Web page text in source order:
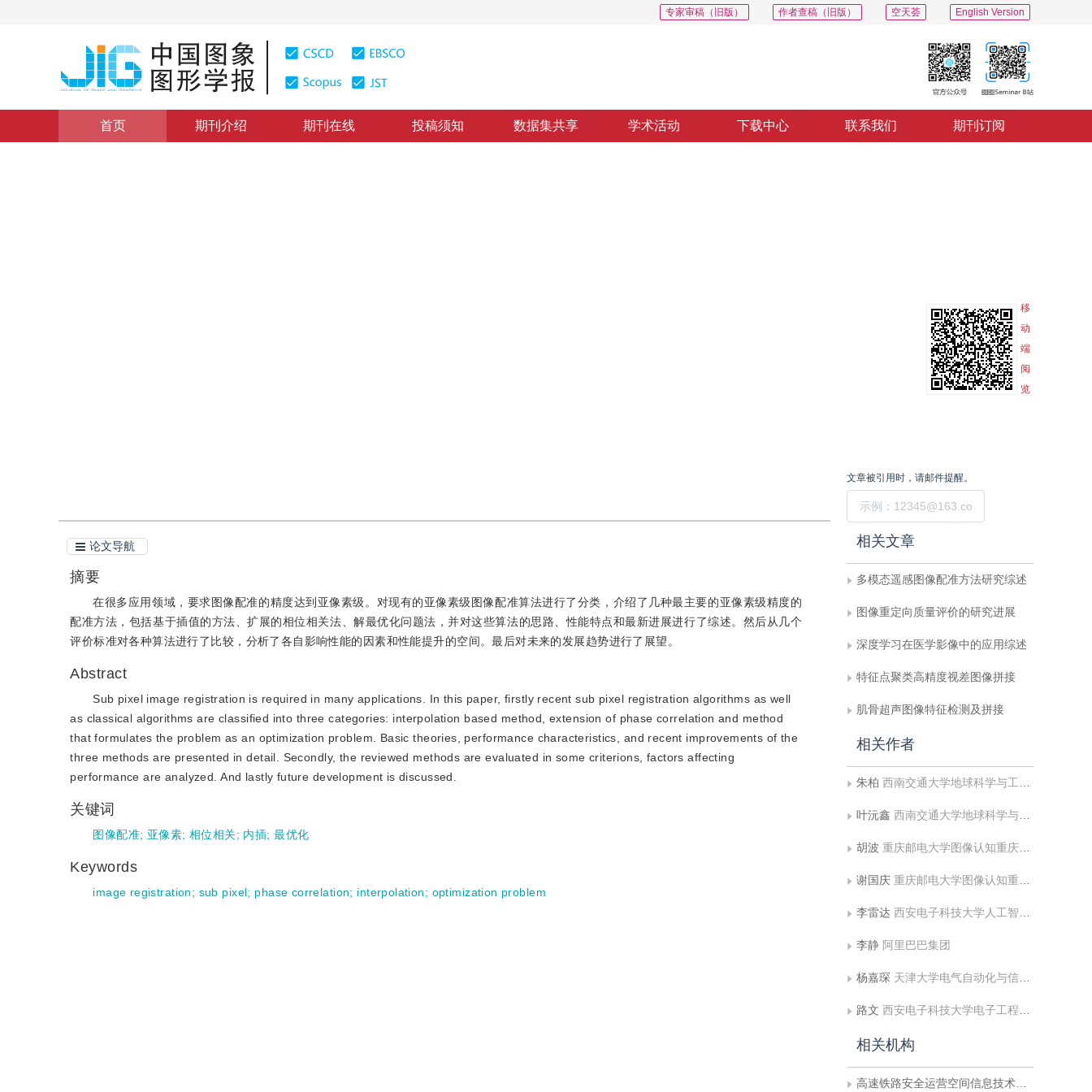
English Version
空天荟
作者查稿（旧版）
专家审稿（旧版）
首页 期刊介绍 期刊在线 投稿须知 数据集共享 学术活动 下载中心 联系我们 期刊订阅
移
动
端
阅
览
论文导航
摘要
在很多应用领域，要求图像配准的精度达到亚像素级。对现有的亚像素级图像配准算法进行了分类，介绍了几种最主要的亚像素级精度的
配准方法，包括基于插值的方法、扩展的相位相关法、解最优化问题法，并对这些算法的思路、性能特点和最新进展进行了综述。然后从几个
评价标准对各种算法进行了比较，分析了各自影响性能的因素和性能提升的空间。最后对未来的发展趋势进行了展望。
Abstract
Sub pixel image registration is required in many applications. In this paper, firstly recent sub pixel registration algorithms as well
as classical algorithms are classified into three categories: interpolation based method, extension of phase correlation and method
that formulates the problem as an optimization problem. Basic theories, performance characteristics, and recent improvements of the
three methods are presented in detail. Secondly, the reviewed methods are evaluated in some criterions, factors affecting
performance are analyzed. And lastly future development is discussed.
关键词
图像配准; 亚像素; 相位相关; 内插;最优化
Keywords
image registration; sub pixel; phase correlation; interpolation; optimization problem
文章被引用时，请邮件提醒。
相关文章
多模态遥感图像配准方法研究综述
图像重定向质量评价的研究进展
深度学习在医学影像中的应用综述
特征点聚类高精度视差图像拼接
肌骨超声图像特征检测及拼接
相关作者
朱柏 西南交通大学地球科学与工程学院;高速铁路安全运营空间信息技术国家地方联合工程实验室
叶沅鑫 西南交通大学地球科学与工程学院;高速铁路安全运营空间信息技术国家地方联合工程实验室
胡波 重庆邮电大学图像认知重庆市重点实验室;广阳湾实验室重庆脑与智能科学中心
谢国庆 重庆邮电大学图像认知重庆市重点实验室;广阳湾实验室重庆脑与智能科学中心
李雷达 西安电子科技大学人工智能学院
李静 阿里巴巴集团
杨嘉琛 天津大学电气自动化与信息工程学院
路文 西安电子科技大学电子工程学院
相关机构
高速铁路安全运营空间信息技术国家地方联合工程实验室